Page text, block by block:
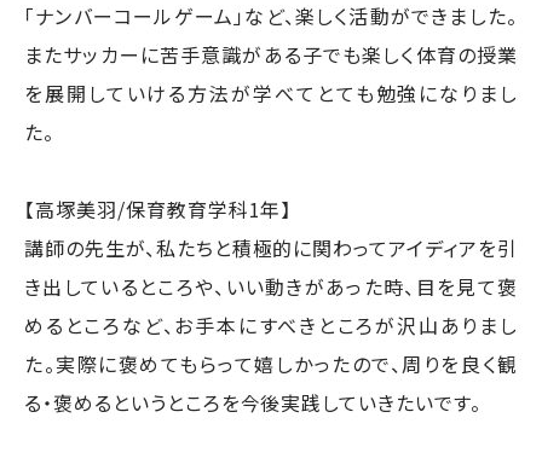
「ナンバーコールゲーム」など、楽しく活動ができました。
またサッカーに苦手意識がある子でも楽しく体育の授業
を展開していける方法が学べてとても勉強になりまし
た。
【高塚美羽/保育教育学科1年】
講師の先生が、私たちと積極的に関わってアイディアを引
き出しているところや、いい動きがあった時、目を見て褒
めるところなど、お手本にすべきところが沢山ありまし
た。実際に褒めてもらって嬉しかったので、周りを良く観
る・褒めるというところを今後実践していきたいです。